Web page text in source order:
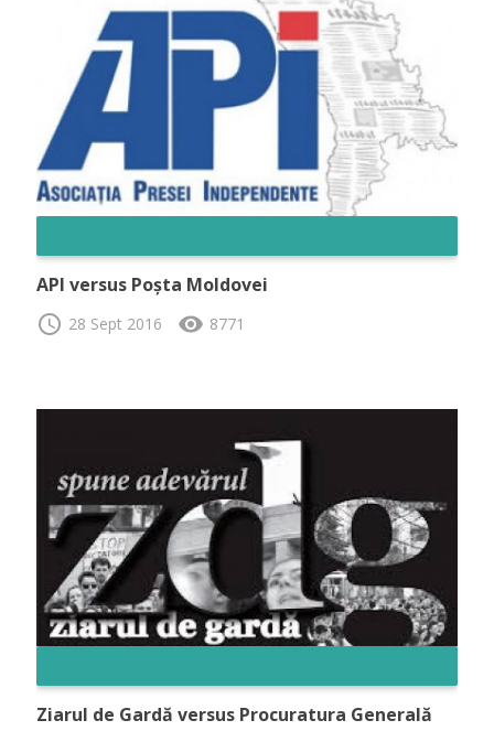
API versus Poșta Moldovei
schedule 28 Sept 2016 visibility 8771
Ziarul de Gardă versus Procuratura Generală